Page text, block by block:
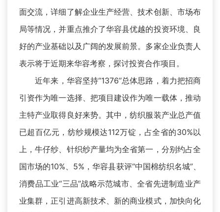
面交流，详细了解企业生产经营、技术创新、市场布
局等情况，并重点推介了华容县优越的投资环境、良
好的产业基础以及广阔的发展前景。多家企业负责人
表示将于近期来华容考察，探讨投资合作项目。
近年来，华容坚持“1376”总体思路，着力把招商
引资作为唯一选择、把项目建设作为唯一载体，推动
主特产业取得良好来势。其中，纺织服装产业总产值
已超百亿元，纺纱规模达112万锭，占全省的30%以
上，牛仔纱、针织纱产量均为全省第一，分别约占全
国市场的10%、5%，华容县获评“中国棉纺织名城”、
消费品工业“三品”战略示范城市、全省先进制造业产
业集群，正引进高新技术、新的商业模式，加快向化